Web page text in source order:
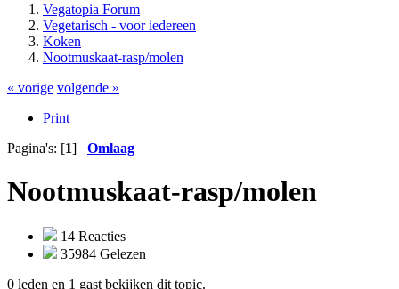
Vegatopia Forum
Vegetarisch - voor iedereen
Koken
Nootmuskaat-rasp/molen
« vorige volgende »
Print
Pagina's: [1] Omlaag
Nootmuskaat-rasp/molen
14 Reacties
35984 Gelezen
0 leden en 1 gast bekijken dit topic.